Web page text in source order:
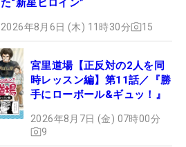
た“新星ヒロイン”
2026年8月6日 (木) 11時30分 15
宮里道場【正反対の2人を同
時レッスン編】第11話／『勝
手にローボール&ギュッ！』
2026年8月7日 (金) 07時00分
9